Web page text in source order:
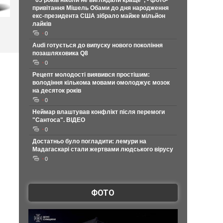
привітання Мішель Обами до дня народження
екс-президента США зібрало майже мільйон
лайків
0
Audi готується до випуску нового покоління
позашляховика Q8
0
Рецепт молодості виявився простішим:
володіння кількома мовами омолоджує мозок
на десяток років
0
Неймар влаштував конфлікт після перемоги
"Сантоса". ВІДЕО
0
Достатньо було погладити: лемури на
Мадагаскарі стали жертвами людського вірусу
0
ФОТО